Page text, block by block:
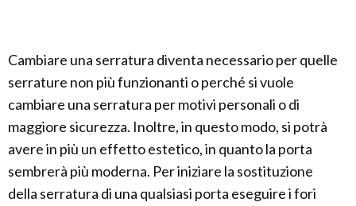
Cambiare una serratura diventa necessario per quelle
serrature non più funzionanti o perché si vuole
cambiare una serratura per motivi personali o di
maggiore sicurezza. Inoltre, in questo modo, si potrà
avere in più un effetto estetico, in quanto la porta
sembrerà più moderna. Per iniziare la sostituzione
della serratura di una qualsiasi porta eseguire i fori